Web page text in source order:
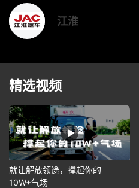
江淮
精选视频
就让解放领途，撑起你的
10W+气场